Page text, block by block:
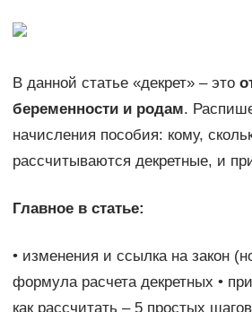
В данной статье «декрет» – это
беременности и родам.
начисления пособия: кому,
рассчитываются декретные, и
Главное в статье:
• изменения и ссылка на закон
формула расчета декретных •
как рассчитать – 5 простых